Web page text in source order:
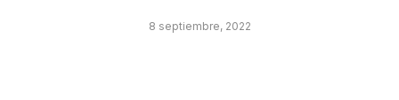
8 septiembre, 2022